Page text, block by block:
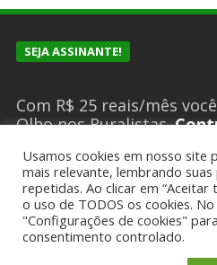
SEJA ASSINANTE!
Com R$ 25 reais/mês
Olho nos Ruralistas.
SUGESTÕES DE PAUTA?
Encaminhe um email para
Usamos cookies em nosso site
mais relevante, lembrando
repetidas. Ao clicar em
o uso de TODOS os cookies.
"Configurações de cookies"
consentimento controlado.